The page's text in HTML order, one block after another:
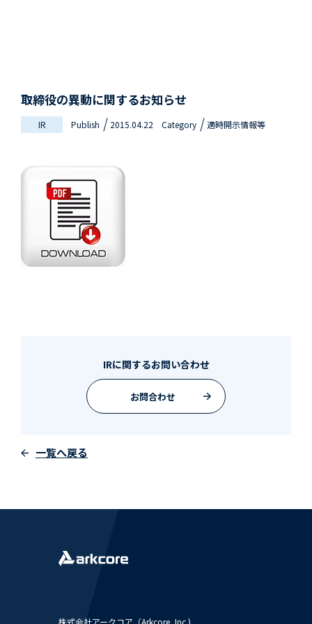
取締役の異動に関するお知らせ
IR Publish 2015.04.22 Category 適時開示情報等
IRに関するお問い合わせ
お問合わせ
一覧へ戻る